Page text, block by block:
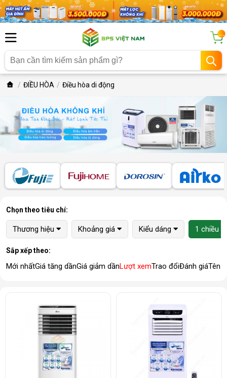
...
ĐIỀU HÒA Điều hòa di động
Chọn theo tiêu chí:
Thương hiệu Khoảng giá Kiểu dáng 1 chiều
Sắp xếp theo:
Mới nhấtGiá tăng dầnGiá giảm dầnLượt xemTrao đổiĐánh giáTên